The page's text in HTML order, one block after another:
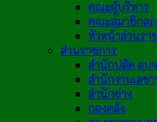
คณะผู้บริหาร
คณะสมาชิกสภ
หัวหน้าส่วนรา
ส่วนราชการ
สำนักปลัด อบ
สำนักงานเลข
สำนักช่าง
กองคลัง